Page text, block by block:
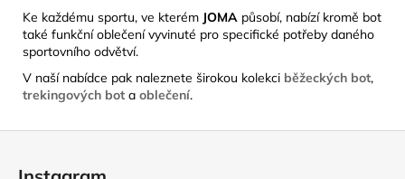
Ke každému sportu, ve kterém JOMA působí, nabízí kromě bot
také funkční oblečení vyvinuté pro specifické potřeby daného
sportovního odvětví.
V naší nabídce pak naleznete širokou kolekci běžeckých bot,
trekingových bot a oblečení.